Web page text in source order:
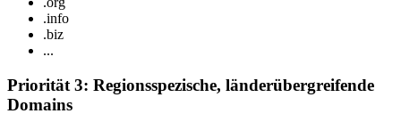
.info
.biz
...
Priorität 3: Regionsspezische, länderübergreifende
Domains